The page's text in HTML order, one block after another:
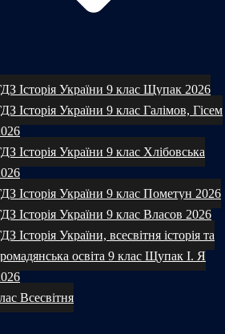
Історія України 9 клас Щупак 2026
Історія України 9 клас Галімов, Гісем
Історія України 9 клас Хлібовська
Історія України 9 клас Пометун 2026
Історія України 9 клас Власов 2026
Історія України, всесвітня історія та
освіта 9 клас Щупак І. Я
Всесвітня